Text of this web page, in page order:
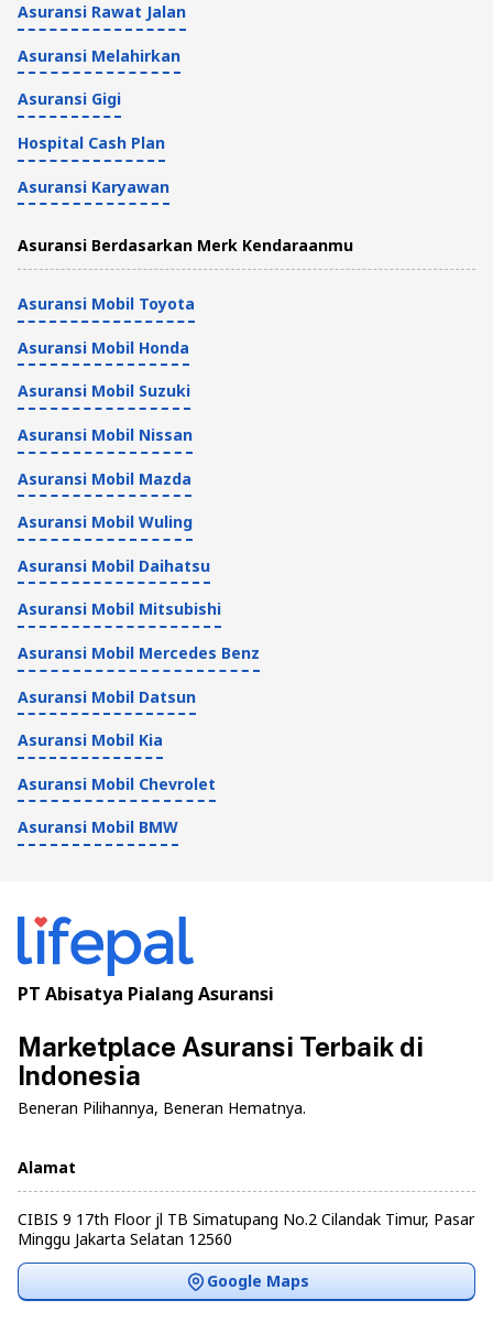
Asuransi Rawat Jalan
Asuransi Melahirkan
Asuransi Gigi
Hospital Cash Plan
Asuransi Karyawan
Asuransi Berdasarkan Merk Kendaraanmu
Asuransi Mobil Toyota
Asuransi Mobil Honda
Asuransi Mobil Suzuki
Asuransi Mobil Nissan
Asuransi Mobil Mazda
Asuransi Mobil Wuling
Asuransi Mobil Daihatsu
Asuransi Mobil Mitsubishi
Asuransi Mobil Mercedes Benz
Asuransi Mobil Datsun
Asuransi Mobil Kia
Asuransi Mobil Chevrolet
Asuransi Mobil BMW
PT Abisatya Pialang Asuransi
Marketplace Asuransi Terbaik di
Indonesia
Beneran Pilihannya, Beneran Hematnya.
Alamat
CIBIS 9 17th Floor jl TB Simatupang No.2 Cilandak Timur, Pasar
Minggu Jakarta Selatan 12560
Google Maps